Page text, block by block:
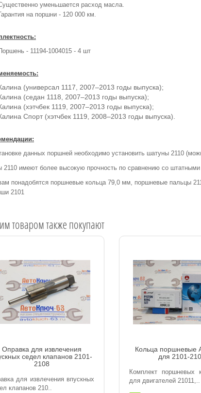
уменьшается расход масла.
на поршни - 120 000 км.
- 11194-1004015 - 4 шт
(универсал 1117, 2007–2013 годы выпуска);
(седан 1118, 2007–2013 годы выпуска);
(хэтчбек 1119, 2007–2013 годы выпуска);
Спорт (хэтчбек 1119, 2008–2013 годы выпуска).
данных поршней необходимо установить шатуны 2110
2110 имеют более высокую прочность по сравнению со
понадобятся поршневые кольца 79,0 мм, поршневые пальцы
2101
товаром также покупают
Оправка для извлечения
седел клапанов 2101-
2108
для извлечения впускных
клапанов 210..
Кольца поршневые
для 2101-
Комплект поршневых
для двигателей 21011,..